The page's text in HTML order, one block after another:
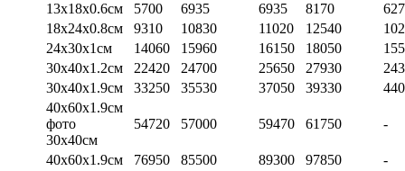
13х18х0.6см
5700 6935 6935 8170
18х24х0.8см
9310 10830 11020 12540
24х30х1см
14060 15960 16150 18050
30х40х1.2см
22420 24700 25650 27930
30х40х1.9см
33250 35530 37050 39330
40х60х1.9см
фото
30х40см
54720 57000 59470 61750 -
40х60х1.9см 76950 85500 89300 97850
-